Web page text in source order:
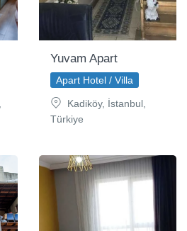
Yuvam Apart
Apart Hotel / Villa
Kadiköy, İstanbul,
Türkiye